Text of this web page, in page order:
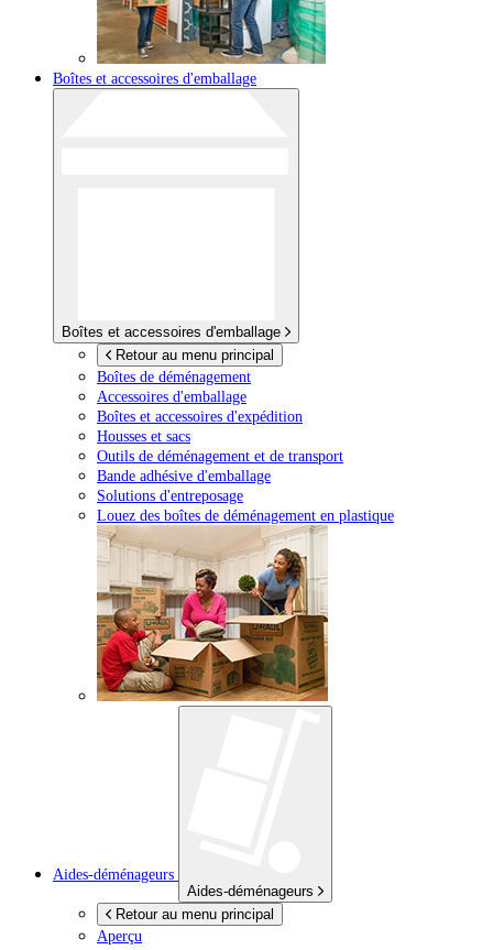
Boîtes et accessoires d'emballage
Boîtes et accessoires d'emballage
Retour au menu principal
Boîtes de déménagement
Accessoires d'emballage
Boîtes et accessoires d'expédition
Housses et sacs
Outils de déménagement et de transport
Bande adhésive d'emballage
Solutions d'entreposage
Louez des boîtes de déménagement en plastique
Aides-déménageurs
Aides-déménageurs
Retour au menu principal
Aperçu